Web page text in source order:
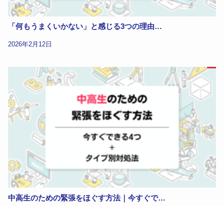
「何もうまくいかない」と感じる3つの理由…
2026年2月12日
中高生のための緊張をほぐす方法｜今すぐで…